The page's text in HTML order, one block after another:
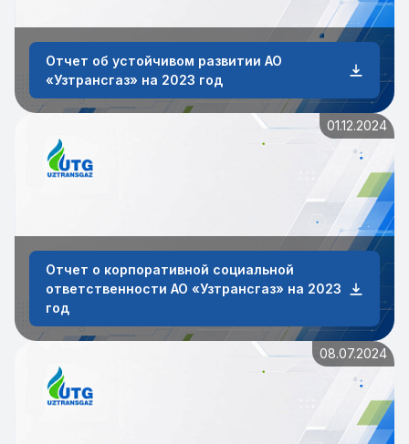
Отчет об устойчивом развитии АО
«Узтрансгаз» на 2023 год
01.12.2024
Отчет о корпоративной социальной
ответственности АО «Узтрансгаз» на 2023
год
08.07.2024